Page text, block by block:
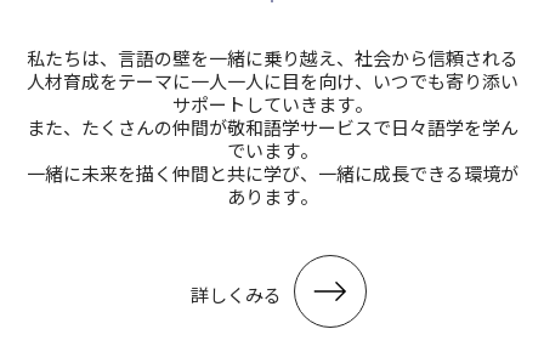
私たちは、⾔語の壁を⼀緒に乗り越え、社会から信頼される
⼈材育成をテーマに⼀⼈⼀⼈に⽬を向け、いつでも寄り添い
サポートしていきます。
また、たくさんの仲間が敬和語学サービスで⽇々語学を学ん
でいます。
⼀緒に未来を描く仲間と共に学び、⼀緒に成⻑できる環境が
あります。
詳しくみる